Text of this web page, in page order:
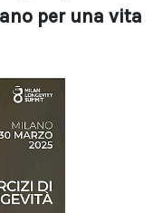
per una vita